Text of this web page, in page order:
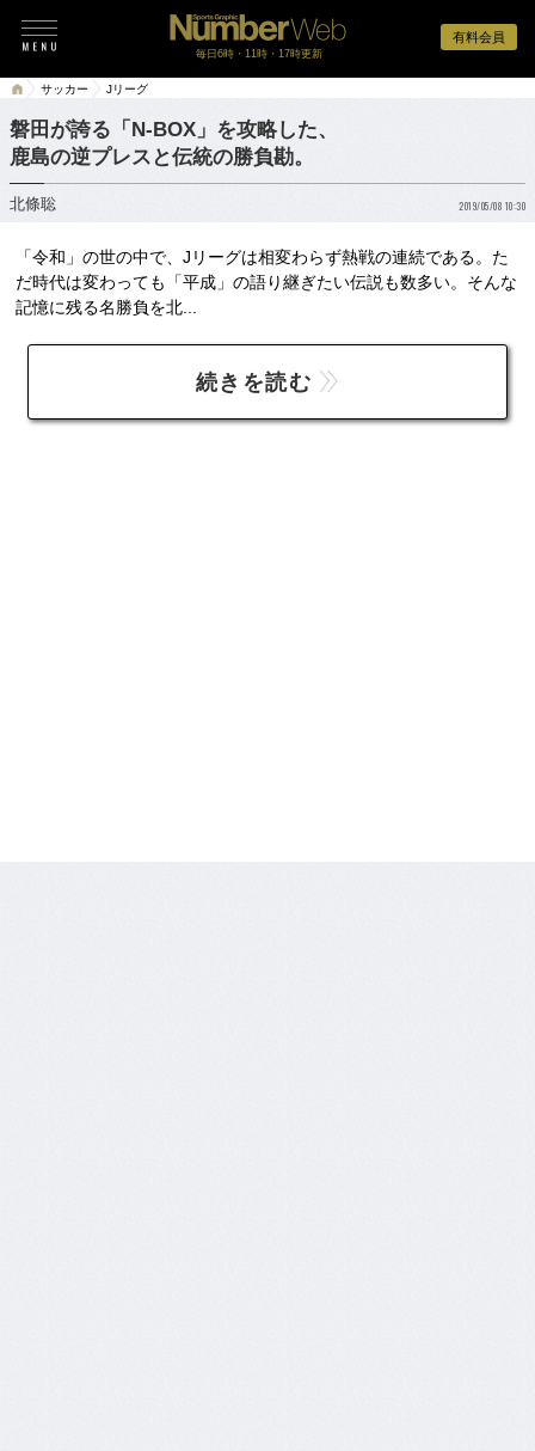
有料会員
毎日6時・11時・17時更新
サッカー Jリーグ
磐田が誇る「N-BOX」を攻略した、
鹿島の逆プレスと伝統の勝負勘。
北條聡 2019/05/08 10:30
「令和」の世の中で、Jリーグは相変わらず熱戦の連続である。た
だ時代は変わっても「平成」の語り継ぎたい伝説も数多い。そんな
記憶に残る名勝負を北...
続きを読む